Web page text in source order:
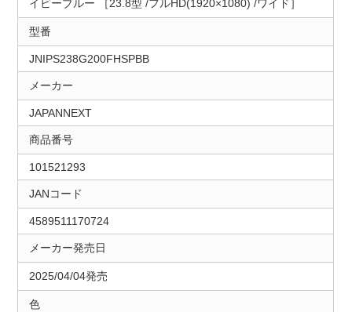
イビーブルー ［23.8型 /フルHD(1920×1080) /ワイド］
型番
JNIPS238G200FHSPBB
メーカー
JAPANNEXT
商品番号
101521293
JANコード
4589511170724
メーカー発売日
2025/04/04発売
色